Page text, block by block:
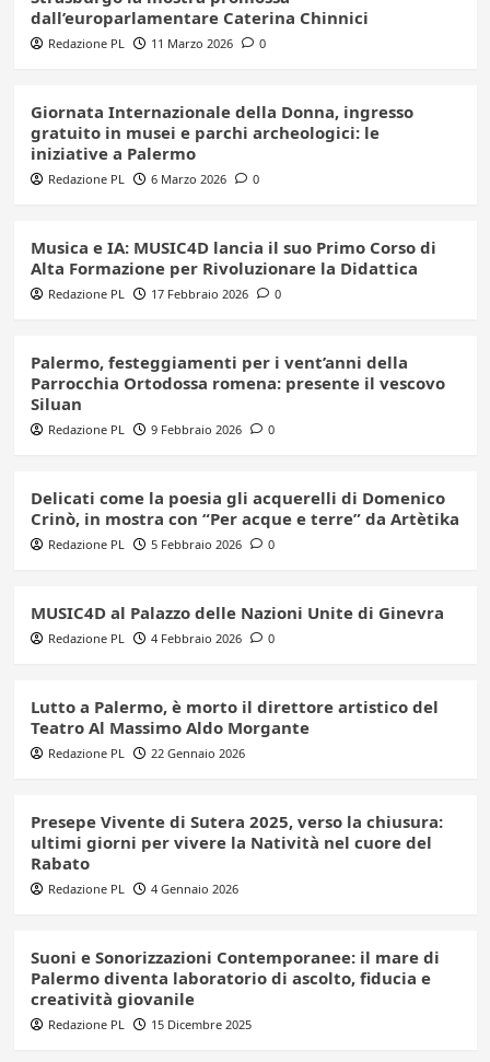
dall’europarlamentare Caterina Chinnici
Redazione PL 11 Marzo 2026 0
Giornata Internazionale della Donna, ingresso
gratuito in musei e parchi archeologici: le
iniziative a Palermo
Redazione PL 6 Marzo 2026 0
Musica e IA: MUSIC4D lancia il suo Primo Corso di
Alta Formazione per Rivoluzionare la Didattica
Redazione PL 17 Febbraio 2026 0
Palermo, festeggiamenti per i vent’anni della
Parrocchia Ortodossa romena: presente il vescovo
Siluan
Redazione PL 9 Febbraio 2026 0
Delicati come la poesia gli acquerelli di Domenico
Crinò, in mostra con “Per acque e terre” da Artètika
Redazione PL 5 Febbraio 2026 0
MUSIC4D al Palazzo delle Nazioni Unite di Ginevra
Redazione PL 4 Febbraio 2026 0
Lutto a Palermo, è morto il direttore artistico del
Teatro Al Massimo Aldo Morgante
Redazione PL 22 Gennaio 2026
Presepe Vivente di Sutera 2025, verso la chiusura:
ultimi giorni per vivere la Natività nel cuore del
Rabato
Redazione PL 4 Gennaio 2026
Suoni e Sonorizzazioni Contemporanee: il mare di
Palermo diventa laboratorio di ascolto, fiducia e
creatività giovanile
Redazione PL 15 Dicembre 2025